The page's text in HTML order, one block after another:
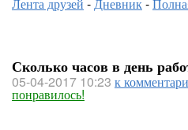
Сколько часов в день
05-04-2017 10:23 к
понравилось!